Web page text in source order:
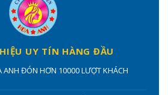
UY TÍN HÀNG ĐẦU
ANH ĐÓN HƠN 10000 LƯỢT KHÁCH